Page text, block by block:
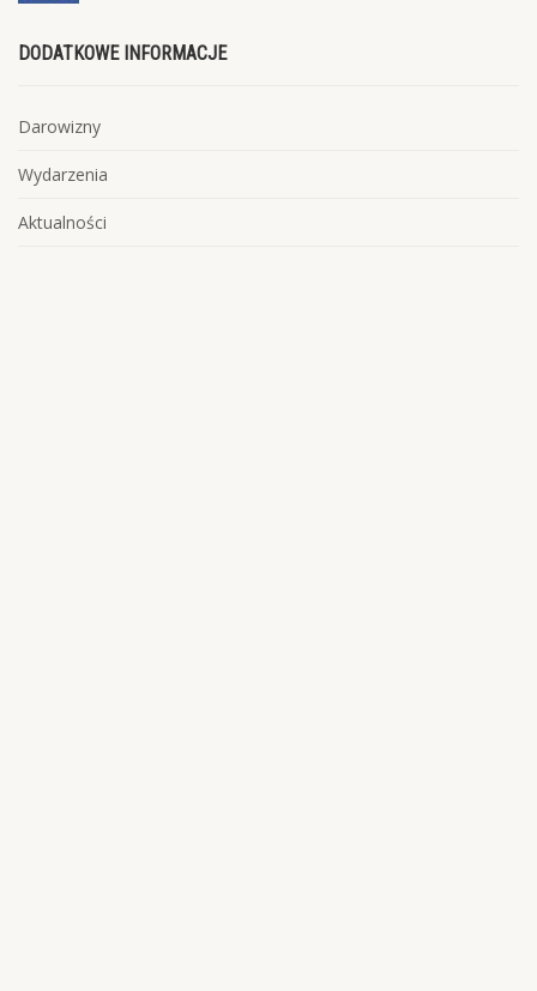
DODATKOWE INFORMACJE
Darowizny
Wydarzenia
Aktualności